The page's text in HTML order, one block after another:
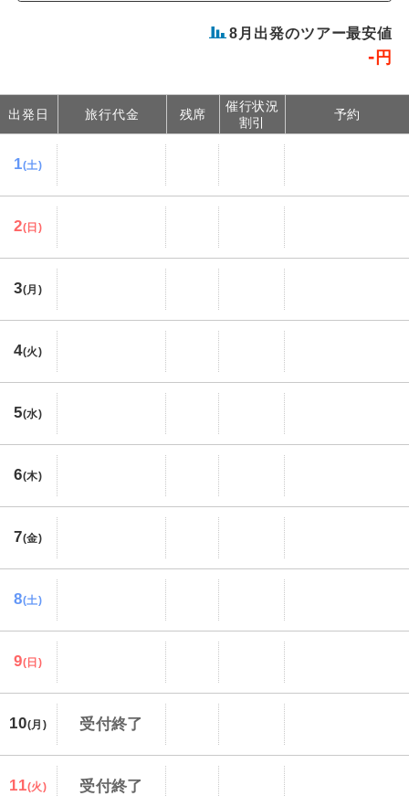
8 月出発のツアー最安値
- 円
出発日 旅行代金 残席
催行状況
割引
予約
1(土)
2(日)
3(月)
4(火)
5(水)
6(木)
7(金)
8(土)
9(日)
10(月) 受付終了
11(火) 受付終了